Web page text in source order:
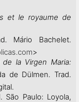
et le royaume de
Mário Bachelet.
>
la Virgen Maria:
de Dülmen. Trad.
São Paulo: Loyola,